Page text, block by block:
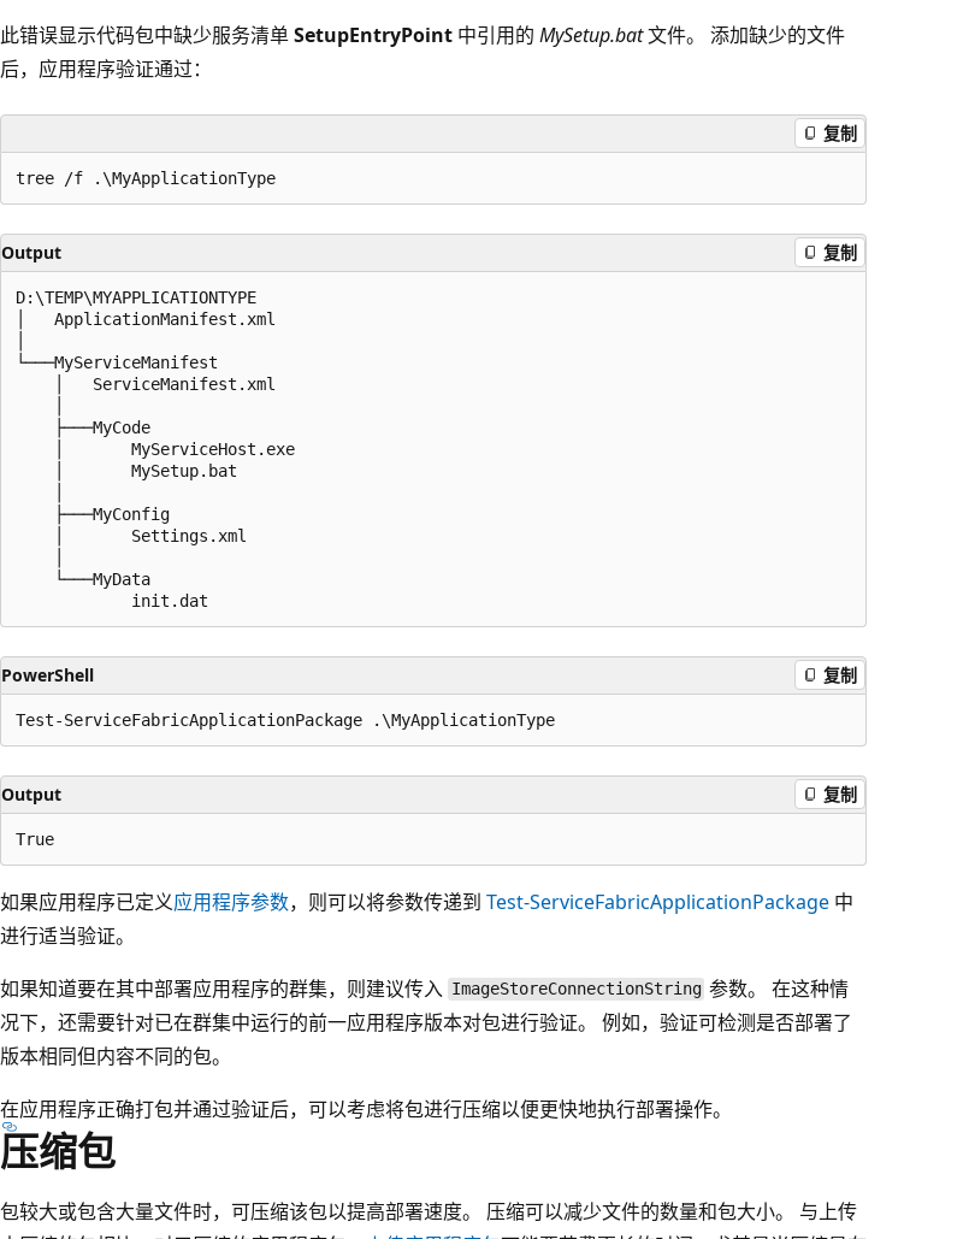
此错误显示代码包中缺少服务清单SetupEntryPoint 中引用的 MySetup.bat文件。 添加缺少的文件
后，应用程序验证通过：
复制
Output 复制
D:\TEMP\MYAPPLICATIONTYPE
│   ApplicationManifest.xml
└───MyServiceManifest
    │   ServiceManifest.xml
    ├───MyCode
    │       MyServiceHost.exe
    │       MySetup.bat
    ├───MyConfig
    │       Settings.xml
    └───MyData
PowerShell 复制
Output 复制
如果应用程序已定义应用程序参数，则可以将参数传递到 Test-ServiceFabricApplicationPackage 中
进行适当验证。
如果知道要在其中部署应用程序的群集，则建议传入 ImageStoreConnectionString 参数。 在这种情
况下，还需要针对已在群集中运行的前一应用程序版本对包进行验证。 例如，验证可检测是否部署了
版本相同但内容不同的包。
在应用程序正确打包并通过验证后，可以考虑将包进行压缩以便更快地执行部署操作。
压缩包
包较大或包含大量文件时，可压缩该包以提高部署速度。 压缩可以减少文件的数量和包大小。 与上传